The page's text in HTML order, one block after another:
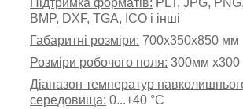
BMP, DXF, TGA, ICO і інші
Габаритні розміри: 700х350х850 мм
Розміри робочого поля: 300мм х300
Діапазон температур
середовища: 0...+40 °С